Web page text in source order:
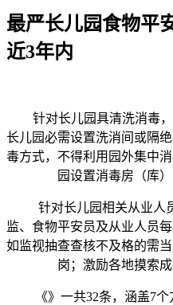
最严长儿园食物平
近3年内
针对长儿园具清洗消毒，
长儿园必需设置洗消间或隔
毒方式，不得利用园外集中
园设置消毒房（库
针对长儿园相关从业人
监、食物平安员及从业人员
如监视抽查查核不及格的需
岗；激励各地摸索
《》一共32条，涵盖7个